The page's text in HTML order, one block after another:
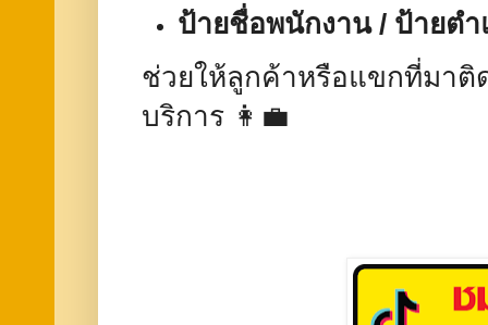
ป้ายชื่อพนักงาน / ป้ายต
ช่วยให้ลูกค้าหรือแขกที่มา
บริการ 👩‍💼